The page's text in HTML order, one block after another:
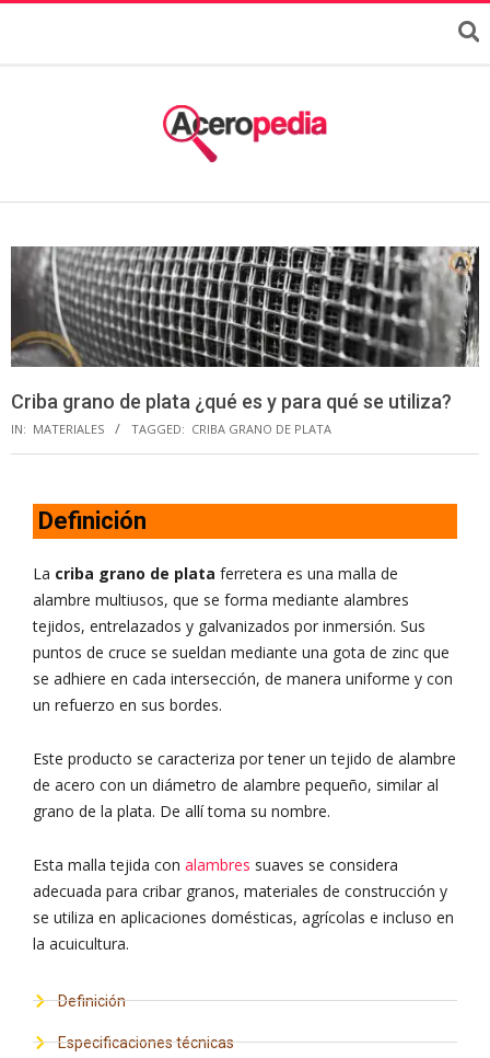
Criba grano de plata ¿qué es y para qué se utiliza?
IN: MATERIALES TAGGED: CRIBA GRANO DE PLATA
Definición
La criba grano de plata ferretera es una malla de
alambre multiusos, que se forma mediante alambres
tejidos, entrelazados y galvanizados por inmersión. Sus
puntos de cruce se sueldan mediante una gota de zinc que
se adhiere en cada intersección, de manera uniforme y con
un refuerzo en sus bordes.
Este producto se caracteriza por tener un tejido de alambre
de acero con un diámetro de alambre pequeño, similar al
grano de la plata. De allí toma su nombre.
Esta malla tejida con alambres suaves se considera
adecuada para cribar granos, materiales de construcción y
se utiliza en aplicaciones domésticas, agrícolas e incluso en
la acuicultura.
Definición
Especificaciones técnicas